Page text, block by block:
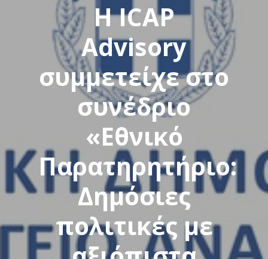
H ICAP
Advisory
συμμετείχε στο
συνέδριο
«Εθνικό
Παρατηρητήριο:
Δημόσιες
πολιτικές με